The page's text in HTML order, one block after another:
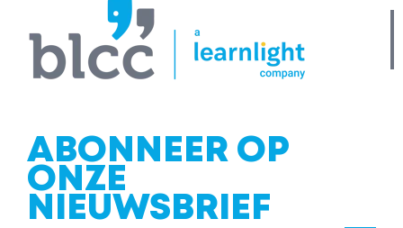
ABONNEER OP
ONZE
NIEUWSBRIEF